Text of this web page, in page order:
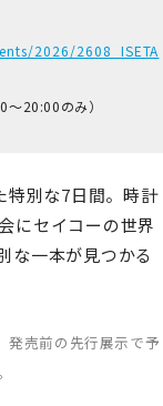
2026/2608_ISETA
2​0:00のみ）
特別な7日間。時計
にセイコーの世界
な一本が見つかる
売前の先行展示で予